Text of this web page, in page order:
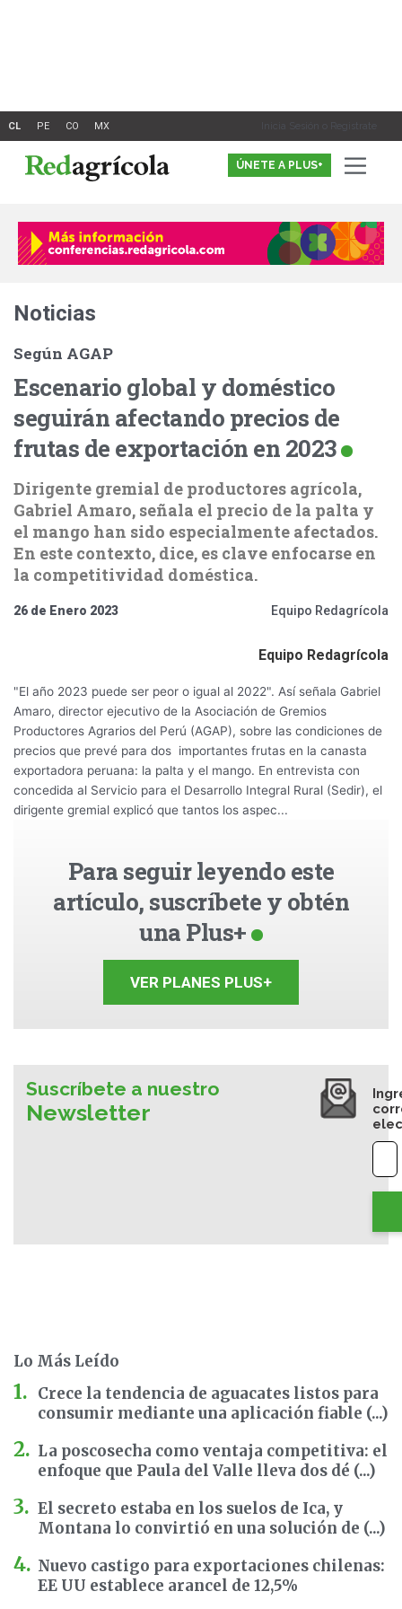
Inicia Sesión o Registrate
ÚNETE A PLUS+
Noticias
Según AGAP
Escenario global y doméstico
seguirán afectando precios de
frutas de exportación en 2023
Dirigente gremial de productores agrícola,
Gabriel Amaro, señala el precio de la palta y
el mango han sido especialmente afectados.
En este contexto, dice, es clave enfocarse en
la competitividad doméstica.
26 de Enero 2023 Equipo Redagrícola
Equipo Redagrícola
"El año 2023 puede ser peor o igual al 2022". Así señala Gabriel
Amaro, director ejecutivo de la Asociación de Gremios
Productores Agrarios del Perú (AGAP), sobre las condiciones de
precios que prevé para dos importantes frutas en la canasta
exportadora peruana: la palta y el mango. En entrevista con
concedida al Servicio para el Desarrollo Integral Rural (Sedir), el
dirigente gremial explicó que tantos los aspec...
Para seguir leyendo este
artículo, suscríbete y obtén
una Plus+
VER PLANES PLUS+
Suscríbete a nuestro
Newsletter
Lo Más Leído
Crece la tendencia de aguacates listos para
consumir mediante una aplicación fiable (...)
La poscosecha como ventaja competitiva: el
enfoque que Paula del Valle lleva dos dé (...)
El secreto estaba en los suelos de Ica, y
Montana lo convirtió en una solución de (...)
Nuevo castigo para exportaciones chilenas:
EE UU establece arancel de 12,5%